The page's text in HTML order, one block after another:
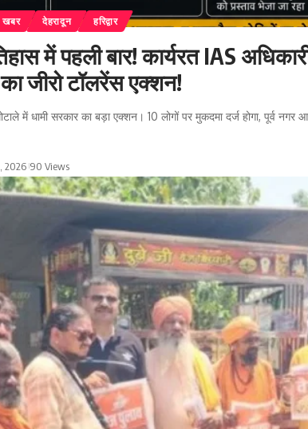
खबर देहरादून हरिद्वार
में पहली बार! कार्यरत IAS अधिकारी
जीरो टॉलरेंस एक्शन!
में धामी सरकार का बड़ा एक्शन। 10 लोगों पर मुकदमा दर्ज होगा, पूर्व
2026 90 Views